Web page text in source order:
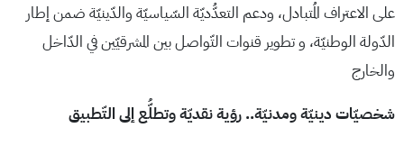
على الاعتراف المُتبادل، ودعم التعدُّديّة السّياسيّة والدّينيّة ضمن إطار
الدّولة الوطنيّة، و تطوير قنوات التّواصل بين المشرقيّين في الدّاخل
والخارج
شخصيّات دينيّة ومدنيّة.. رؤية نقديّة وتطلُّع إلى التّطبيق